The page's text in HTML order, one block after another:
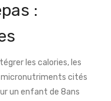
:
les calories, les
micronutriments cités
un enfant de 8ans